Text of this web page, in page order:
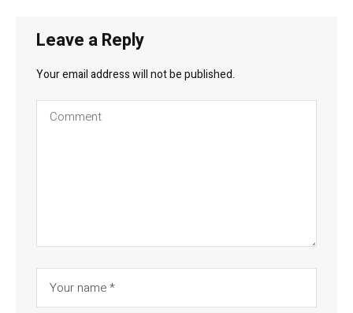
Leave a Reply
Your email address will not be published.